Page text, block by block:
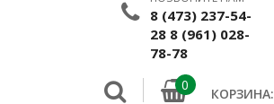
8 (473) 237-54-
28 8 (961) 028-
78-78
0
КОРЗИНА: